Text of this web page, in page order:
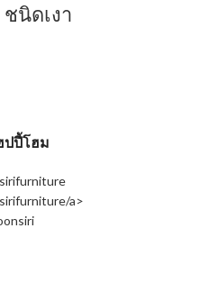
นิดเงา
ปปี้โฮม
a>